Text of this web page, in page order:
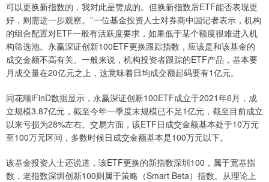
可以更换新指数的，我对此是赞成的。但换新指数后ETF能否表现更
好，则需进一步观察。”一位基金投资人士对券商中国记者表示，机构
的组合配置对ETF一般有活跃度要求，如果低于某个额度很难进入机
构筛选池。永赢深证创新100ETF更换跟踪指数，应该是和该基金的
成交金额不高有关。一般来说，机构投资者跟踪的ETF产品，基本要
月成交量在20亿元之上，这意味着日均成交额起码要有1亿元。
同花顺iFinD数据显示，永赢深证创新100ETF成立于2021年6月，成
立规模3.87亿元，截至今年一季度末规模已不足1亿元，截至目前成立
以来亏损为28%左右。交易方面，该ETF日成交金额基本处于10万元
至100万元区间，多数时候日成交金额基本是100万元以下。
该基金投资人士还说道，该ETF更换的新指数深圳100，属于宽基指
数，老指数深圳创新100则属于策略（Smart Beta）指数。从理论上